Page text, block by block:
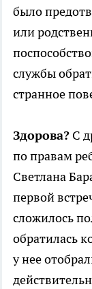
было
или
службы
странное
Здорова? С
по правам
Светлана
первой
сложилось
обратилась
у нее